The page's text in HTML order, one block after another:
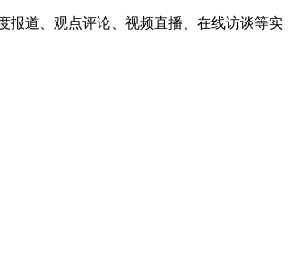
报道、观点评论、视频直播、在线访谈等实